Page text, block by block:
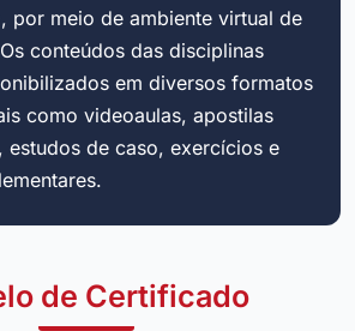
por meio de ambiente virtual de
conteúdos das disciplinas
em diversos formatos
como videoaulas, apostilas
estudos de caso, exercícios e
de Certificado